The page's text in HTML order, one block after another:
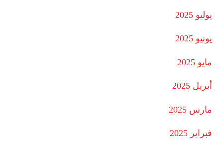
يوليو 2025
يونيو 2025
مايو 2025
أبريل 2025
مارس 2025
فبراير 2025